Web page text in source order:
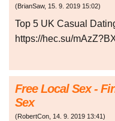
(BrianSaw, 15. 9. 2019 15:02)
Top 5 UK Casual
https://hec.su/
Free Local Sex -
Sex
(RobertCon, 14. 9. 2019 13:41)